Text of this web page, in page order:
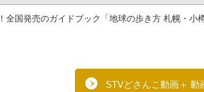
国発売のガイドブック「地球の歩き方 札幌・小
STVどさんこ動画＋ 動